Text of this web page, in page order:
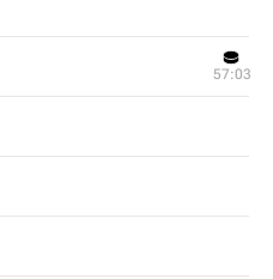
57:03